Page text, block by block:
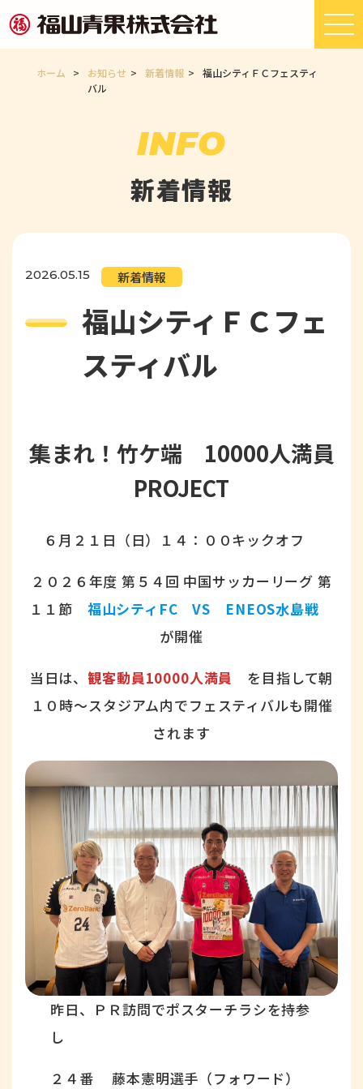
ホーム > お知らせ > 新着情報 >
福山シティＦＣフェスティ
バル
INFO
新着情報
2026.05.15 新着情報
福山シティＦＣフェ
スティバル
集まれ！竹ケ端 10000人満員
PROJECT
６月２１日（日）１４：００キックオフ
２０２６年度 第５４回 中国サッカーリーグ 第
１１節 福山シティFC VS ENEOS水島戦
が開催
当日は、 観客動員10000人満員 を目指して朝
１０時～スタジアム内でフェスティバルも開催
されます
昨日、ＰＲ訪問でポスターチラシを持参
し
２４番 藤本憲明選手（フォワード）